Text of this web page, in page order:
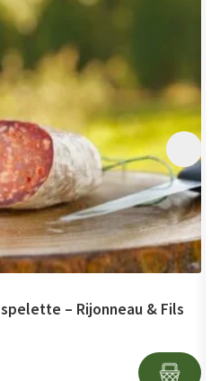
– Rijonneau & Fils